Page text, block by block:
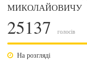
МИКОЛАЙОВИЧУ
25137 голосів
На розгляді